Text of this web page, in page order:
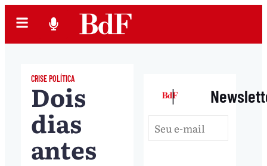
CRISE POLÍTICA
Dois
dias
antes
|